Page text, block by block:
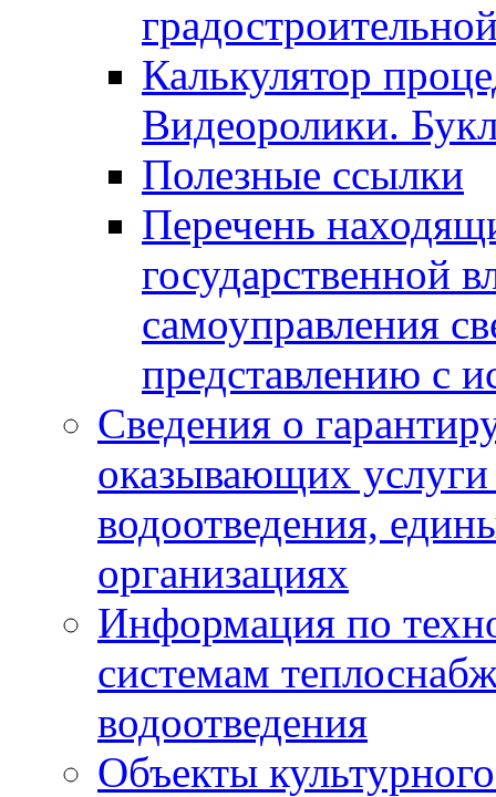
Калькулятор
Видеоролики.
Полезные ссылки
Перечень
государственной
самоуправления
представлению с
Сведения о
оказывающих
водоотведения,
организациях
Информация по
системам
водоотведения
Объекты